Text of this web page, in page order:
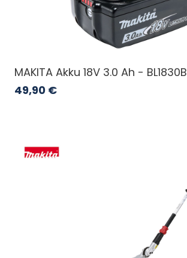
MAKITA Akku 18V 3.0 Ah - BL1830B
49,90 €